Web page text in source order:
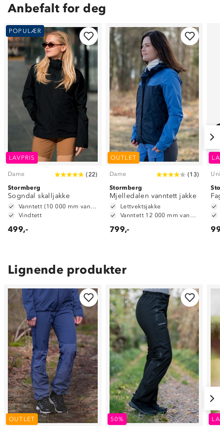
Anbefalt for deg
POPULÆR
LAVPRIS
Dame ( 22)
Stormberg
Sogndal skalljakke
Vindtett
499,-
OUTLET
Dame (13)
Stormberg
Mjelledalen vanntett jakke
Lettvektsjakke
799,-
Lignende produkter
OUTLET 50%